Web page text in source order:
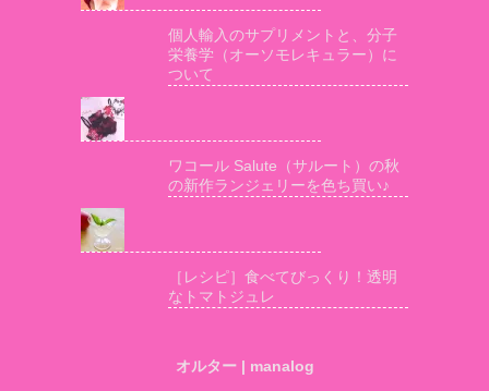
個人輸入のサプリメントと、分子
栄養学（オーソモレキュラー）に
ついて
ワコール Salute（サルート）の秋
の新作ランジェリーを色ち買い♪
［レシピ］食べてびっくり！透明
なトマトジュレ
オルター | manalog